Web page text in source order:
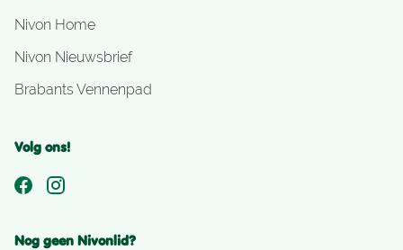
Nivon Home
Nivon Nieuwsbrief
Brabants Vennenpad
Volg ons!
Nog geen Nivonlid?